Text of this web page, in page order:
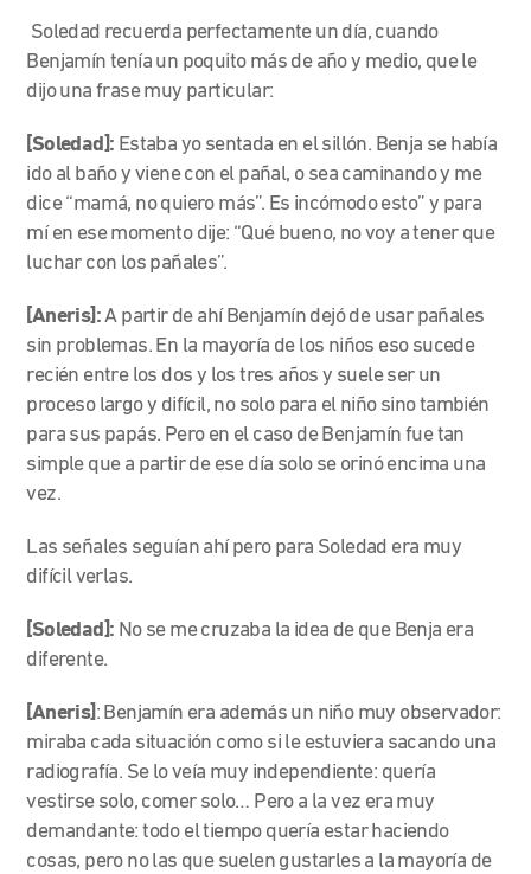
Soledad recuerda perfectamente un día, cuando
Benjamín tenía un poquito más de año y medio, que le
dijo una frase muy particular:
[Soledad]: Estaba yo sentada en el sillón. Benja se había
ido al baño y viene con el pañal, o sea caminando y me
dice “mamá, no quiero más”. Es incómodo esto” y para
mí en ese momento dije: “Qué bueno, no voy a tener que
luchar con los pañales”.
[Aneris]:A partir de ahí Benjamín dejó de usar pañales
sin problemas. En la mayoría de los niños eso sucede
recién entre los dos y los tres años y suele ser un
proceso largo y difícil, no solo para el niño sino también
para sus papás. Pero en el caso de Benjamín fue tan
simple que a partir de ese día solo se orinó encima una
vez.
Las señales seguían ahí pero para Soledad era muy
difícil verlas.
[Soledad]: No se me cruzaba la idea de que Benja era
diferente.
[Aneris] : Benjamín era además un niño muy observador:
miraba cada situación como si le estuviera sacando una
radiografía. Se lo veía muy independiente: quería
vestirse solo, comer solo… Pero a la vez era muy
demandante: todo el tiempo quería estar haciendo
cosas, pero no las que suelen gustarles a la mayoría de